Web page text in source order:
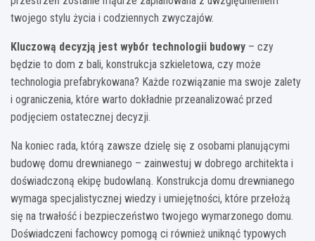
twojego stylu życia i codziennych zwyczajów.
Kluczową decyzją jest wybór technologii budowy – czy
będzie to dom z bali, konstrukcja szkieletowa, czy może
technologia prefabrykowana? Każde rozwiązanie ma swoje zalety
i ograniczenia, które warto dokładnie przeanalizować przed
podjęciem ostatecznej decyzji.
Na koniec rada, którą zawsze dzielę się z osobami planującymi
budowę domu drewnianego – zainwestuj w dobrego architekta i
doświadczoną ekipę budowlaną. Konstrukcja domu drewnianego
wymaga specjalistycznej wiedzy i umiejętności, które przełożą
się na trwałość i bezpieczeństwo twojego wymarzonego domu.
Doświadczeni fachowcy pomogą ci również uniknąć typowych